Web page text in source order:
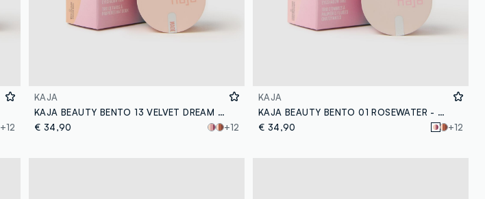
+12
KAJA
KAJA BEAUTY BENTO 13 VELVET DREAM - make-up coreano
€ 34,90
+12
KAJA
KAJA BEAUTY BENTO 01 ROSEWATER - make-up coreano
€ 34,90
+12